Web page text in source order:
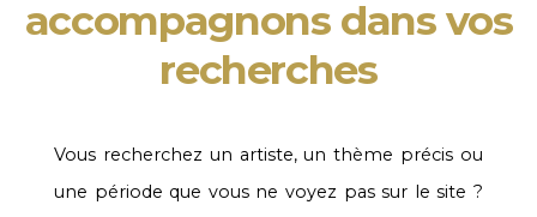
accompagnons dans vos
recherches
Vous recherchez un artiste, un thème précis ou
une période que vous ne voyez pas sur le site ?